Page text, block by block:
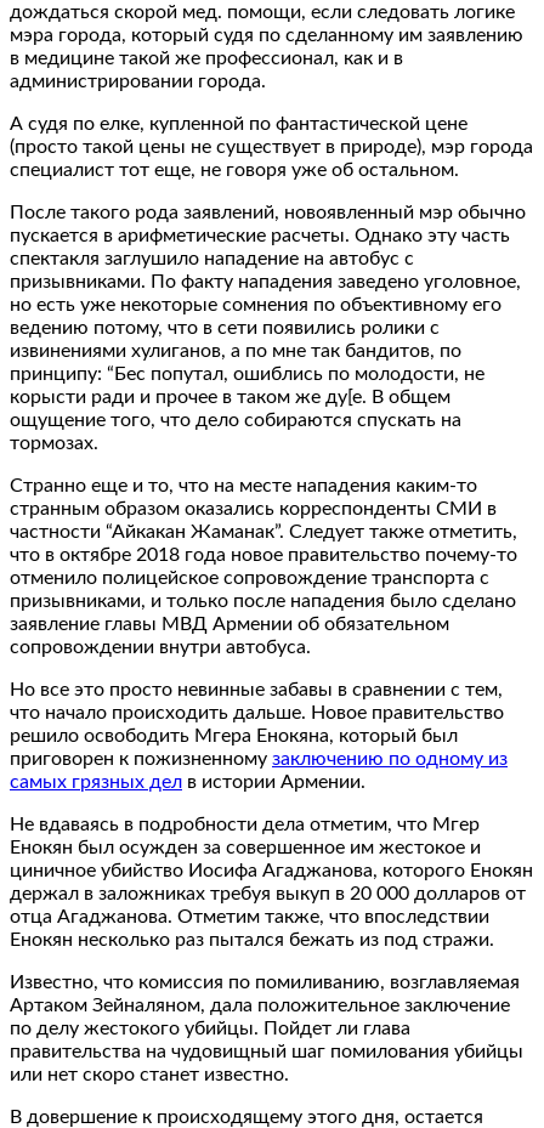
дождаться скорой мед. помощи, если следовать логике
мэра города, который судя по сделанному им заявлению
в медицине такой же профессионал, как и в
администрировании города.
А судя по елке, купленной по фантастической цене
(просто такой цены не существует в природе), мэр города
специалист тот еще, не говоря уже об остальном.
После такого рода заявлений, новоявленный мэр обычно
пускается в арифметические расчеты. Однако эту часть
спектакля заглушило нападение на автобус с
призывниками. По факту нападения заведено уголовное,
но есть уже некоторые сомнения по объективному его
ведению потому, что в сети появились ролики с
извинениями хулиганов, а по мне так бандитов, по
принципу: “Бес попутал, ошиблись по молодости, не
корысти ради и прочее в таком же ду[е. В общем
ощущение того, что дело собираются cпускать на
тормозах.
Странно еще и то, что на месте нападения каким-то
странным образом оказались корреспонденты СМИ в
частности “Айкакан Жаманак”. Следует также отметить,
что в октябре 2018 года новое правительство почему-то
отменило полицейское сопровождение транспорта с
призывниками, и только после нападения было сделано
заявление главы МВД Армении об обязательном
сопровождении внутри автобуса.
Но все это просто невинные забавы в сравнении с тем,
что начало происходить дальше. Новое правительство
решило освободить Мгера Енокяна, который был
приговорен к пожизненному заключению по одному из
самых грязных дел в истории Армении.
Не вдаваясь в подробности дела отметим, что Мгер
Енокян был осужден за совершенное им жестокое и
циничное убийство Иосифа Агаджанова, которого Енокян
держал в заложниках требуя выкуп в 20 000 долларов от
отца Агаджанова. Отметим также, что впоследствии
Енокян несколько раз пытался бежать из под стражи.
Известно, что комиссия по помиливанию, возглавляемая
Артаком Зейналяном, дала положительное заключение
по делу жестокого убийцы. Пойдет ли глава
правительства на чудовищный шаг помилования убийцы
или нет скоро станет известно.
В довершение к происходящему этого дня, остается